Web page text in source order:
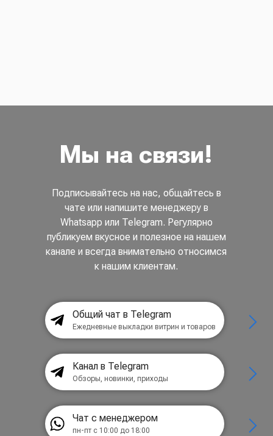
Мы на связи!
Подписывайтесь на нас, общайтесь в
чате или напишите менеджеру в
Whatsapp или Telegram. Регулярно
публикуем вкусное и полезное на нашем
канале и всегда внимательно относимся
к нашим клиентам.
Общий чат в Telegram
Ежедневные выкладки витрин и товаров
Канал в Telegram
Обзоры, новинки, приходы
Чат с менеджером
пн-пт с 10:00 до 18:00